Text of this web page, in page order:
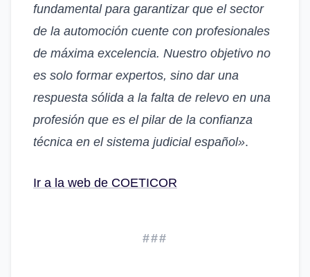
fundamental para garantizar que el sector
de la automoción cuente con profesionales
de máxima excelencia. Nuestro objetivo no
es solo formar expertos, sino dar una
respuesta sólida a la falta de relevo en una
profesión que es el pilar de la confianza
técnica en el sistema judicial español».
Ir a la web de COETICOR
###